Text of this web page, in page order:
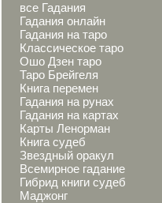
все Гадания
Гадания онлайн
Гадания на таро
Классическое таро
Ошо Дзен таро
Таро Брейгеля
Книга перемен
Гадания на рунах
Гадания на картах
Карты Ленорман
Книга судеб
Звездный оракул
Всемирное гадание
Гибрид книги судеб
Маджонг